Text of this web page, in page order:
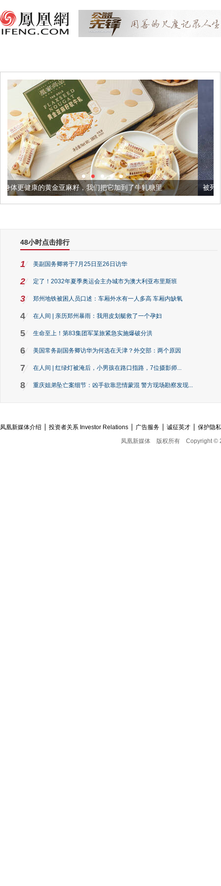
籽，我们把它加到了牛轧糖里 被列入佛家七宝的它到底
48小时点击排行
1 美副国务卿将于7月25日至26日访华
2 定了！2032年夏季奥运会主办城市为澳大利亚布里斯班
3 郑州地铁被困人员口述：车厢外水有一人多高 车厢内缺氧
4 在人间 | 亲历郑州暴雨：我用皮划艇救了一个孕妇
5 生命至上！第83集团军某旅紧急实施爆破分洪
6 美国常务副国务卿访华为何选在天津？外交部：两个原因
7 在人间 | 红绿灯被淹后，小男孩在路口指路，7位摄影师...
8 重庆姐弟坠亡案细节：凶手欲靠悲情蒙混 警方现场勘察发现...
凤凰新媒体介绍 投资者关系 Investor Relations 广告服务 诚征英才
保护隐
凤凰新媒体
版权所有 Copyright ©